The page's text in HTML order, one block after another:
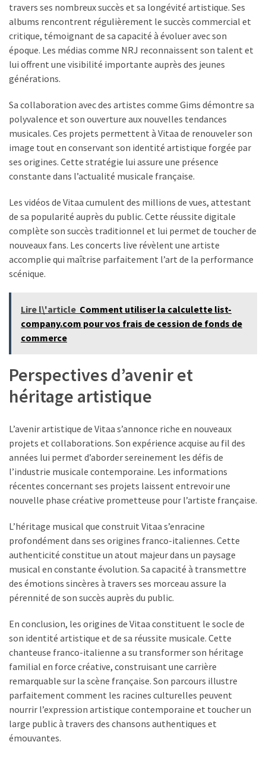
travers ses nombreux succès et sa longévité artistique. Ses
albums rencontrent régulièrement le succès commercial et
critique, témoignant de sa capacité à évoluer avec son
époque. Les médias comme NRJ reconnaissent son talent et
lui offrent une visibilité importante auprès des jeunes
générations.
Sa collaboration avec des artistes comme Gims démontre sa
polyvalence et son ouverture aux nouvelles tendances
musicales. Ces projets permettent à Vitaa de renouveler son
image tout en conservant son identité artistique forgée par
ses origines. Cette stratégie lui assure une présence
constante dans l’actualité musicale française.
Les vidéos de Vitaa cumulent des millions de vues, attestant
de sa popularité auprès du public. Cette réussite digitale
complète son succès traditionnel et lui permet de toucher de
nouveaux fans. Les concerts live révèlent une artiste
accomplie qui maîtrise parfaitement l’art de la performance
scénique.
Lire l\'article Comment utiliser la calculette list-
company.com pour vos frais de cession de fonds de
commerce
Perspectives d’avenir et
héritage artistique
L’avenir artistique de Vitaa s’annonce riche en nouveaux
projets et collaborations. Son expérience acquise au fil des
années lui permet d’aborder sereinement les défis de
l’industrie musicale contemporaine. Les informations
récentes concernant ses projets laissent entrevoir une
nouvelle phase créative prometteuse pour l’artiste française.
L’héritage musical que construit Vitaa s’enracine
profondément dans ses origines franco-italiennes. Cette
authenticité constitue un atout majeur dans un paysage
musical en constante évolution. Sa capacité à transmettre
des émotions sincères à travers ses morceau assure la
pérennité de son succès auprès du public.
En conclusion, les origines de Vitaa constituent le socle de
son identité artistique et de sa réussite musicale. Cette
chanteuse franco-italienne a su transformer son héritage
familial en force créative, construisant une carrière
remarquable sur la scène française. Son parcours illustre
parfaitement comment les racines culturelles peuvent
nourrir l’expression artistique contemporaine et toucher un
large public à travers des chansons authentiques et
émouvantes.